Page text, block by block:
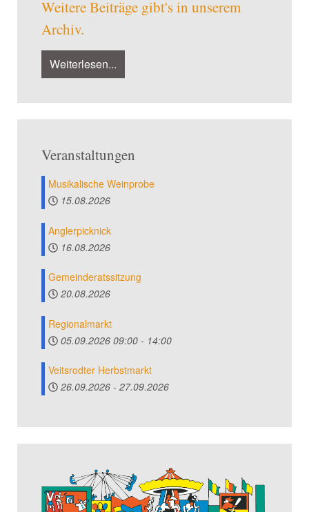
Weitere Beiträge gibt's in unserem
Archiv.
Weiterlesen...
Veranstaltungen
Musikalische Weinprobe
15.08.2026
Anglerpicknick
16.08.2026
Gemeinderatssitzung
20.08.2026
Regionalmarkt
05.09.2026 09:00 - 14:00
Veitsrodter Herbstmarkt
26.09.2026 - 27.09.2026